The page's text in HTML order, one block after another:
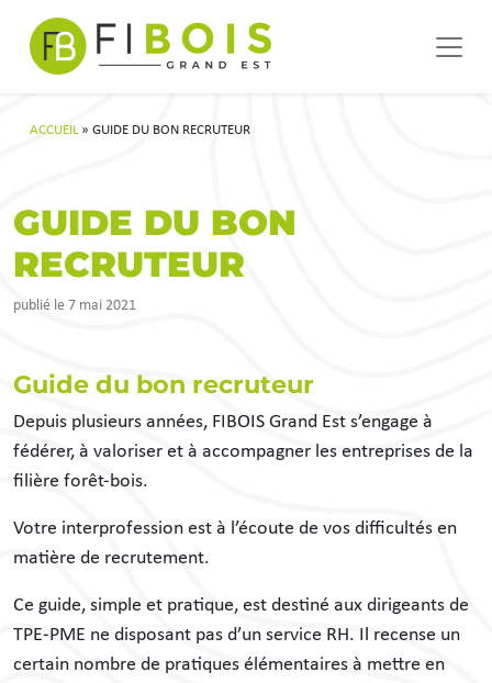
Navigation principale
ACCUEIL» GUIDE DU BON RECRUTEUR
GUIDE DU BON
RECRUTEUR
publié le 7 mai 2021
Guide du bon recruteur
Depuis plusieurs années, FIBOIS Grand Est s’engage à
fédérer, à valoriser et à accompagner les entreprises de la
filière forêt-bois.
Votre interprofession est à l’écoute de vos difficultés en
matière de recrutement.
Ce guide, simple et pratique, est destiné aux dirigeants de
TPE-PME ne disposant pas d’un service RH. Il recense un
certain nombre de pratiques élémentaires à mettre en